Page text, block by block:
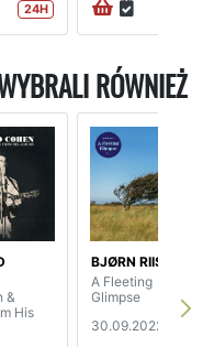
24H
RÓWNIEŻ
&
His
BJØRN RIIS
A Fleeting
Glimpse
30.09.2022